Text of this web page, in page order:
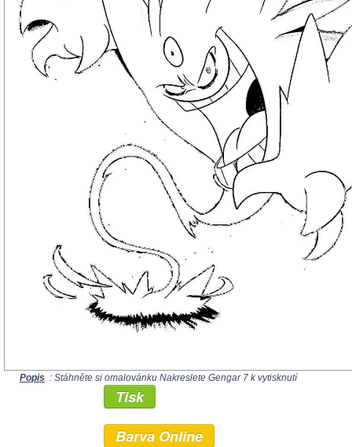
Popis : Stáhněte si omalovánku Nakreslete Gengar 7 k vytisknutí
Tisk
Barva Online